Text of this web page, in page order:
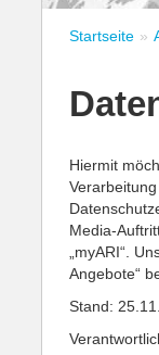
Mehr
20.000
Industrie –
Mehr
Mehr
Hier geht’s zu
Traumjob
Mehr
Startseite
Hiermit
Media-
„myARI“.
Angebote“
Stand: